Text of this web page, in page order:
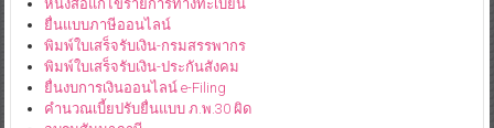
หนังสือแก้ไขรายการทางทะเบียน
ยื่นแบบภาษีออนไลน์
พิมพ์ใบเสร็จรับเงิน-กรมสรรพากร
พิมพ์ใบเสร็จรับเงิน-ประกันสังคม
ยื่นงบการเงินออนไลน์ e-Filing
คำนวณเบี้ยปรับยื่นแบบ ภ.พ.30 ผิด